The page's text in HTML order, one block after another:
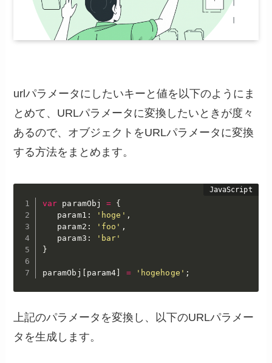
urlパラメータにしたいキーと値を以下のようにま
とめて、URLパラメータに変換したいときが度々
あるので、オブジェクトをURLパラメータに変換
する方法をまとめます。
var paramObj = {
   param1
: 'hoge' ,
   param2
: 'foo' ,
   param3
:
'bar'
}
paramObj [ param4] = 'hogehoge' ;
上記のパラメータを変換し、以下のURLパラメー
タを生成します。